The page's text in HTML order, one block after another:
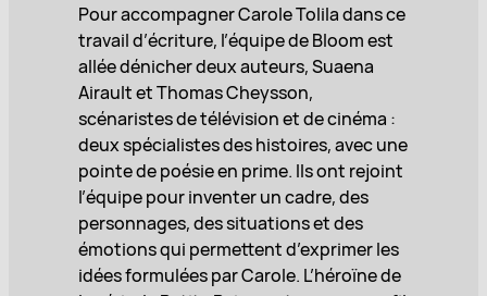
Pour accompagner Carole Tolila dans ce
travail d’écriture, l’équipe de Bloom est
allée dénicher deux auteurs, Suaena
Airault et Thomas Cheysson,
scénaristes de télévision et de cinéma :
deux spécialistes des histoires, avec une
pointe de poésie en prime. Ils ont rejoint
l’équipe pour inventer un cadre, des
personnages, des situations et des
émotions qui permettent d’exprimer les
idées formulées par Carole. L’héroïne de